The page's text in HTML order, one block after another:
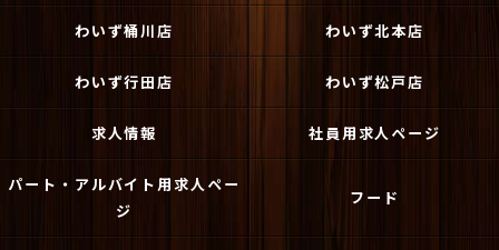
わいず桶川店 わいず北本店
わいず行田店 わいず松戸店
求人情報 社員用求人ページ
パート・アルバイト用求人ペー
ジ
フード